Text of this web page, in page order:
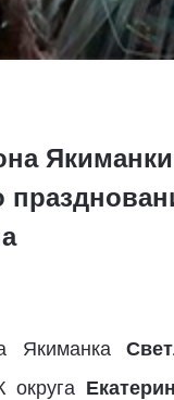
Якиманка
округа